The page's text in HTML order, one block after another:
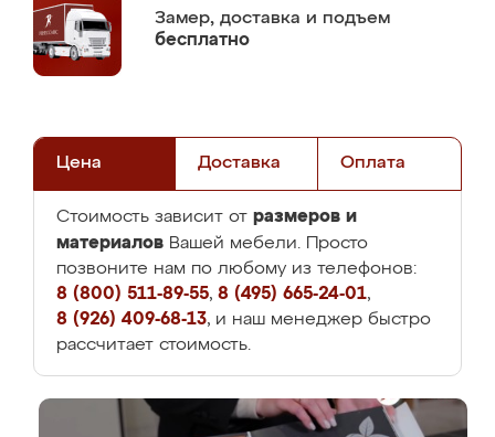
Замер, доставка и подъем
бесплатно
Цена Доставка Оплата
Стоимость зависит от размеров и
материалов Вашей мебели. Просто
позвоните нам по любому из телефонов:
8 (800) 511-89-55, 8 (495) 665-24-01,
8 (926) 409-68-13, и наш менеджер быстро
рассчитает стоимость.